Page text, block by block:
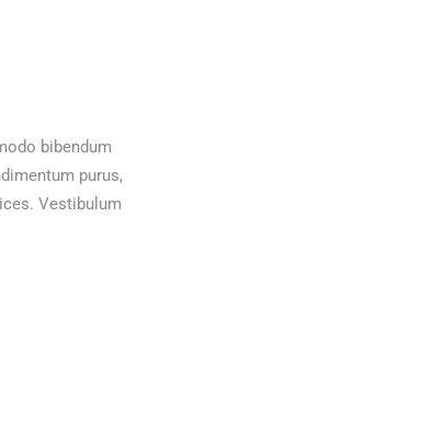
bibendum
purus,
Vestibulum